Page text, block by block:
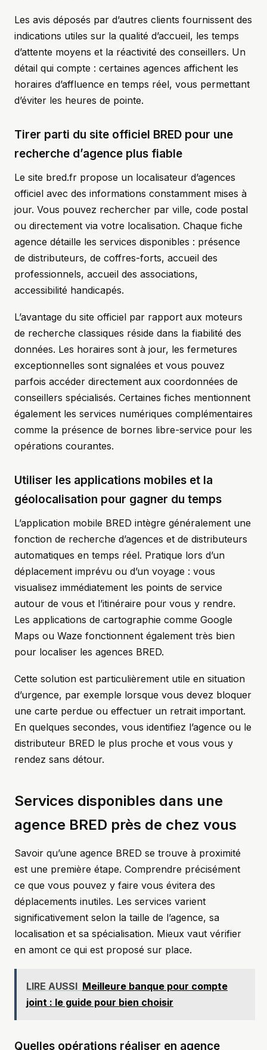
Les avis déposés par d’autres clients fournissent des
indications utiles sur la qualité d’accueil, les temps
d’attente moyens et la réactivité des conseillers. Un
détail qui compte : certaines agences affichent les
horaires d’affluence en temps réel, vous permettant
d’éviter les heures de pointe.
Tirer parti du site officiel BRED pour une
recherche d’agence plus fiable
Le site bred.fr propose un localisateur d’agences
officiel avec des informations constamment mises à
jour. Vous pouvez rechercher par ville, code postal
ou directement via votre localisation. Chaque fiche
agence détaille les services disponibles : présence
de distributeurs, de coffres-forts, accueil des
professionnels, accueil des associations,
accessibilité handicapés.
L’avantage du site officiel par rapport aux moteurs
de recherche classiques réside dans la fiabilité des
données. Les horaires sont à jour, les fermetures
exceptionnelles sont signalées et vous pouvez
parfois accéder directement aux coordonnées de
conseillers spécialisés. Certaines fiches mentionnent
également les services numériques complémentaires
comme la présence de bornes libre-service pour les
opérations courantes.
Utiliser les applications mobiles et la
géolocalisation pour gagner du temps
L’application mobile BRED intègre généralement une
fonction de recherche d’agences et de distributeurs
automatiques en temps réel. Pratique lors d’un
déplacement imprévu ou d’un voyage : vous
visualisez immédiatement les points de service
autour de vous et l’itinéraire pour vous y rendre.
Les applications de cartographie comme Google
Maps ou Waze fonctionnent également très bien
pour localiser les agences BRED.
Cette solution est particulièrement utile en situation
d’urgence, par exemple lorsque vous devez bloquer
une carte perdue ou effectuer un retrait important.
En quelques secondes, vous identifiez l’agence ou le
distributeur BRED le plus proche et vous vous y
rendez sans détour.
Services disponibles dans une
agence BRED près de chez vous
Savoir qu’une agence BRED se trouve à proximité
est une première étape. Comprendre précisément
ce que vous pouvez y faire vous évitera des
déplacements inutiles. Les services varient
significativement selon la taille de l’agence, sa
localisation et sa spécialisation. Mieux vaut vérifier
en amont ce qui est proposé sur place.
LIRE AUSSI Meilleure banque pour compte
joint : le guide pour bien choisir
Quelles opérations réaliser en agence